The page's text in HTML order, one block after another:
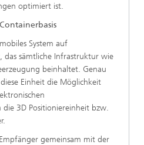
optimiert ist.
System auf
das sämtliche Infrastruktur wie
beinhaltet. Genau
Einheit die Möglichkeit
3D Positioniereinheit bzw.
gemeinsam mit der